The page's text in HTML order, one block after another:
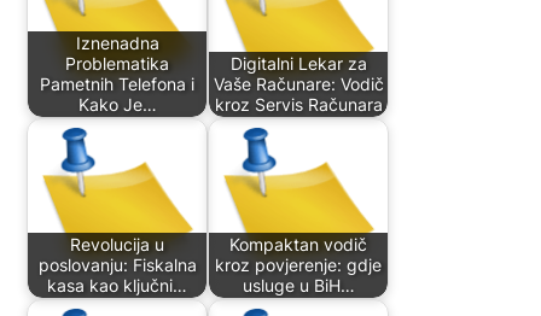
Iznenadna
Problematika
Pametnih Telefona i
Kako Je…
Digitalni Lekar za
Vaše Računare: Vodič
kroz Servis Računara
Revolucija u
poslovanju: Fiskalna
kasa kao ključni…
Kompaktan vodič
kroz povjerenje: gdje
usluge u BiH…